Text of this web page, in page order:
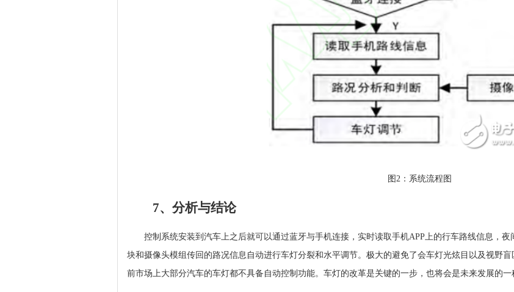
图2：系统流程图
7、分析与结论
控制系统安装到汽车上之后就可以通过蓝牙与手机连接，实时读取手机APP上的行车路线信息，
块和摄像头模组传回的路况信息自动进行车灯分裂和水平调节。极大的避免了会车灯光炫目以及视野
前市场上大部分汽车的车灯都不具备自动控制功能。车灯的改革是关键的一步，也将会是未来发展的一